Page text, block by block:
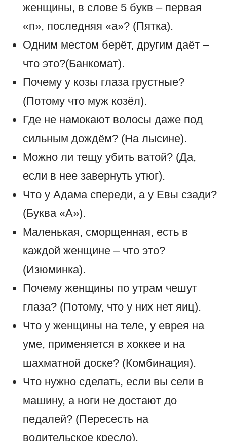
женщины, в слове 5 букв – первая
«п», последняя «а»? (Пятка).
Одним местом берёт, другим даёт –
что это?(Банкомат).
Почему у козы глаза грустные?
(Потому что муж козёл).
Где не намокают волосы даже под
сильным дождём? (На лысине).
Можно ли тещу убить ватой? (Да,
если в нее завернуть утюг).
Что у Адама спереди, а у Евы сзади?
(Буква «А»).
Маленькая, сморщенная, есть в
каждой женщине – что это?
(Изюминка).
Почему женщины по утрам чешут
глаза? (Потому, что у них нет яиц).
Что у женщины на теле, у еврея на
уме, применяется в хоккее и на
шахматной доске? (Комбинация).
Что нужно сделать, если вы сели в
машину, а ноги не достают до
педалей? (Пересесть на
водительское кресло).